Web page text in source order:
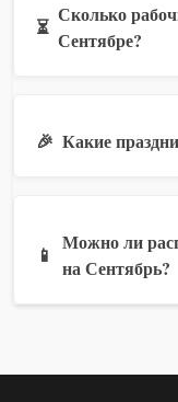
⏳
Сколько
Сентябре?
🎉 Какие
📱
Можно ли
на Сентябрь?